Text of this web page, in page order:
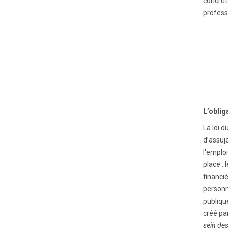
La loi
place :
créé
sein